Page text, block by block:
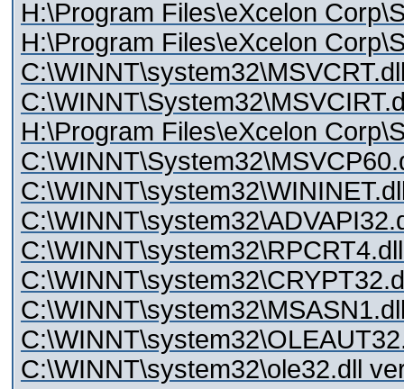
H:\Program Files\eXcelon
H:\Program Files\eXcelon
H:\Program Files\eXcelon
C:\WINNT\system32\ole32.dll